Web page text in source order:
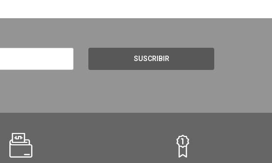
SUSCRIBIR